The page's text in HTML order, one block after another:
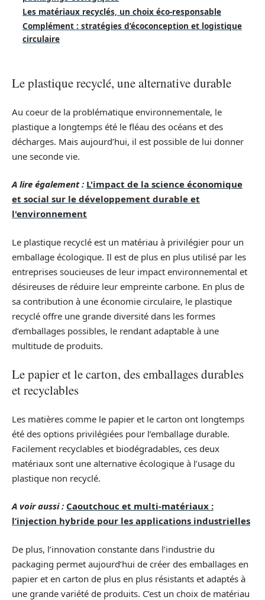
Les matériaux recyclés, un choix éco-responsable
Complément : stratégies d’écoconception et logistique
circulaire
Le plastique recyclé, une alternative durable
Au coeur de la problématique environnementale, le
plastique a longtemps été le fléau des océans et des
décharges. Mais aujourd’hui, il est possible de lui donner
une seconde vie.
A lire également : L'impact de la science économique
et social sur le développement durable et
l'environnement
Le plastique recyclé est un matériau à privilégier pour un
emballage écologique. Il est de plus en plus utilisé par les
entreprises soucieuses de leur impact environnemental et
désireuses de réduire leur empreinte carbone. En plus de
sa contribution à une économie circulaire, le plastique
recyclé offre une grande diversité dans les formes
d’emballages possibles, le rendant adaptable à une
multitude de produits.
Le papier et le carton, des emballages durables
et recyclables
Les matières comme le papier et le carton ont longtemps
été des options privilégiées pour l’emballage durable.
Facilement recyclables et biodégradables, ces deux
matériaux sont une alternative écologique à l’usage du
plastique non recyclé.
A voir aussi : Caoutchouc et multi-matériaux :
l’injection hybride pour les applications industrielles
De plus, l’innovation constante dans l’industrie du
packaging permet aujourd’hui de créer des emballages en
papier et en carton de plus en plus résistants et adaptés à
une grande variété de produits. C’est un choix de matériau